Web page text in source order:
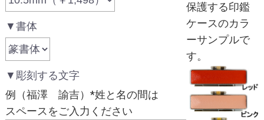
▼書体
▼彫刻する文字
例（福澤 諭吉）*姓と名の間は
スペースをご入力ください
保護する印鑑
ケースのカラ
ーサンプルで
す。